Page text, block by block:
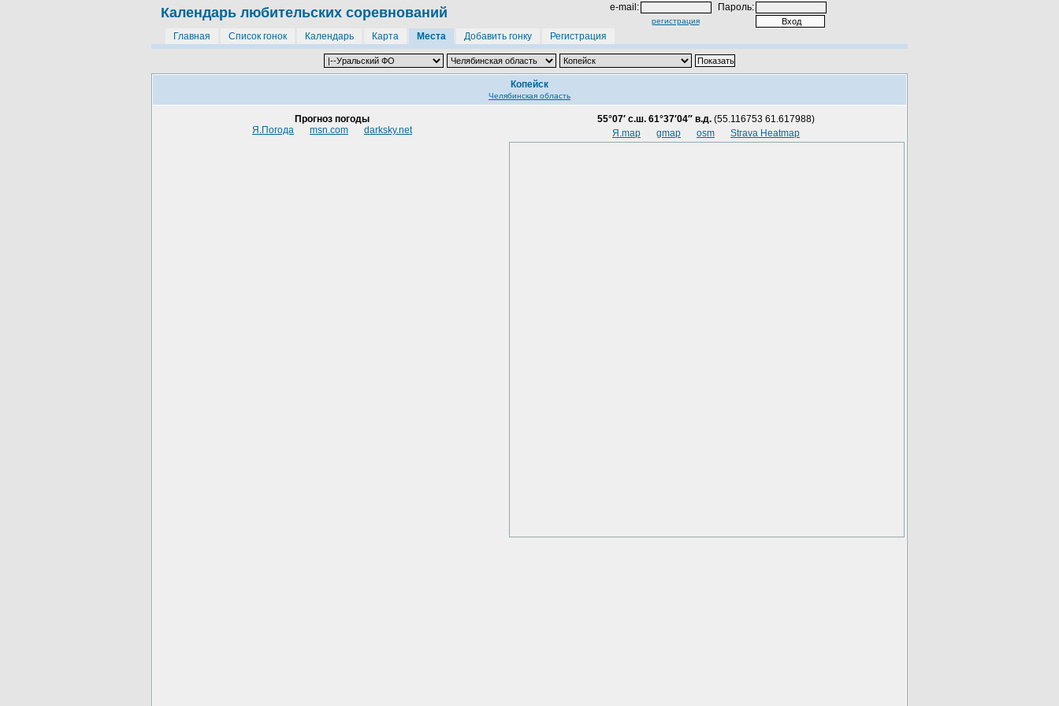
Календарь любительских соревнований e-mail: Пароль:
регистрация
Главная Список гонок Календарь Карта Места Добавить гонку Регистрация
Копейск
Челябинская область
55°07′ с.ш. 61°37′04″ в.д. (55.116753 61.617988)
Я.map
gmap osm Strava Heatmap
Прогноз погоды
Я.Погода
msn.com darksky.net